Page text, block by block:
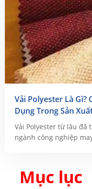
Vải Polyester Là Gì?
Dụng Trong Sản
Vải Polyester từ lâu đã
ngành công nghiệp
Mục lục